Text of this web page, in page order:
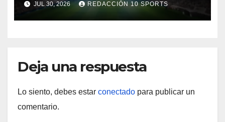
JUL 30, 2026 REDACCIÓN 10 SPORTS
Deja una respuesta
Lo siento, debes estar conectado para publicar un
comentario.